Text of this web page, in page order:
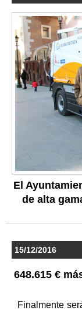
El
de alta
15/12/2016
648.615 €
Finalmente